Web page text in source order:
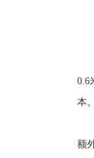
0.6
本。
额